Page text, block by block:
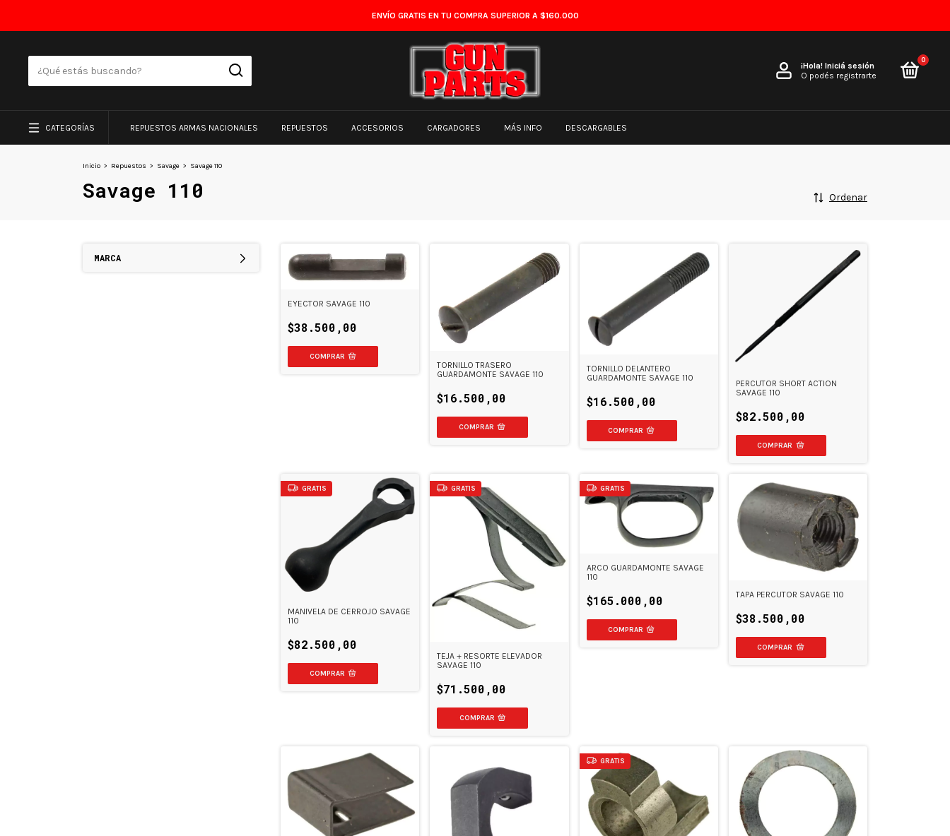
ENVÍO GRATIS EN TU COMPRA SUPERIOR A $160.000
¡Hola! Iniciá sesión
O podés registrarte
0
CATEGORÍAS REPUESTOS ARMAS NACIONALES REPUESTOS ACCESORIOS CARGADORES MÁS INFO DESCARGABLES
Inicio > Repuestos > Savage > Savage 110
Savage 110 Ordenar
MARCA
EYECTOR SAVAGE 110
$38.500,00
TORNILLO TRASERO
GUARDAMONTE SAVAGE 110
$16.500,00
TORNILLO DELANTERO
GUARDAMONTE SAVAGE 110
$16.500,00
PERCUTOR SHORT ACTION
SAVAGE 110
$82.500,00
GRATIS
MANIVELA DE CERROJO SAVAGE
110
$82.500,00
GRATIS
TEJA + RESORTE ELEVADOR
SAVAGE 110
$71.500,00
COMPRAR
GRATIS
ARCO GUARDAMONTE SAVAGE
110
$165.000,00 TAPA PERCUTOR SAVAGE 110
$38.500,00
GRATIS